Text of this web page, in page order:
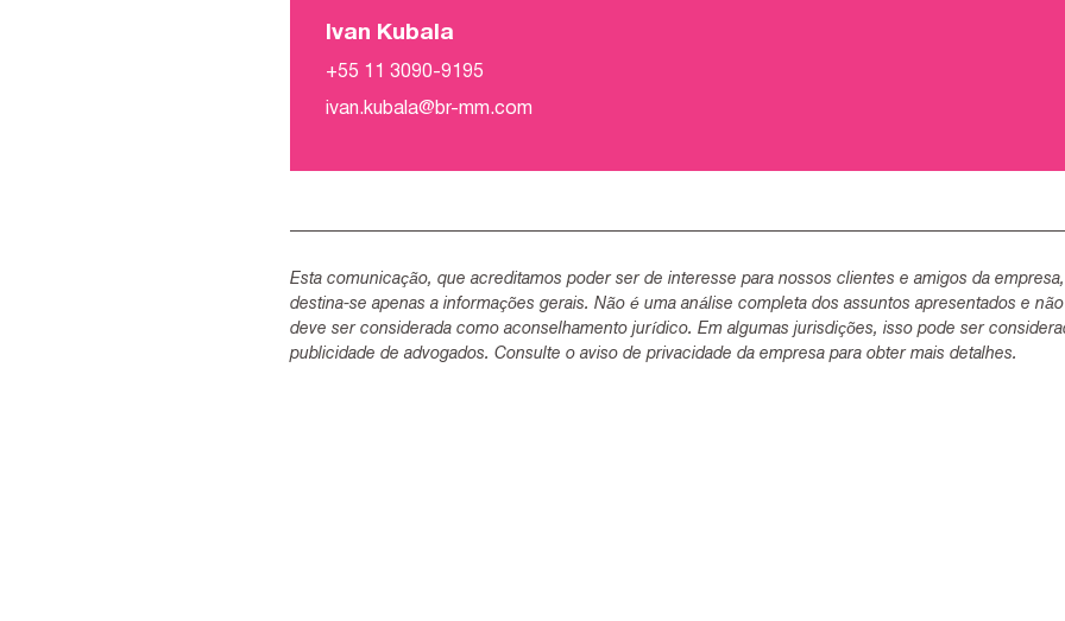
Ivan Kubala
+55 11 3090-9195
ivan.kubala@br-mm.com
Esta comunicação, que acreditamos poder ser de interesse para nossos clientes e amigos da empresa,
destina-se apenas a informações gerais. Não é uma análise completa dos assuntos apresentados e não
deve ser considerada como aconselhamento jurídico. Em algumas jurisdições, isso pode ser
publicidade de advogados. Consulte o aviso de privacidade da empresa para obter mais detalhes.